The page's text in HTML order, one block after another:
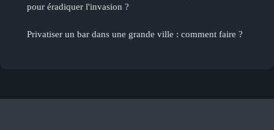
pour éradiquer l'invasion ?
Privatiser un bar dans une grande ville : comment faire ?